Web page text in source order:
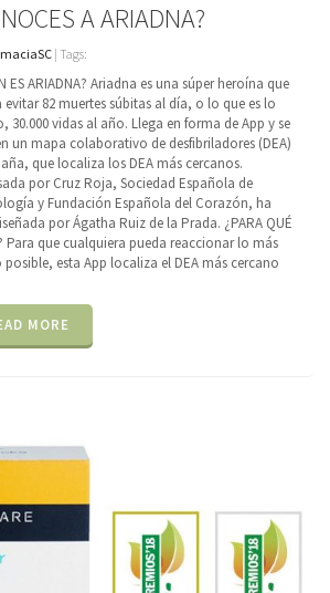
A ARIADNA?
| Tags:
ES ARIADNA? Ariadna es una súper heroína que
evitar 82 muertes súbitas al día, o lo que es lo
30.000 vidas al año. Llega en forma de App y se
un mapa colaborativo de desfibriladores (DEA)
que localiza los DEA más cercanos.
por Cruz Roja, Sociedad Española de
y Fundación Española del Corazón, ha
por Ágatha Ruiz de la Prada. ¿PARA QUÉ
Para que cualquiera pueda reaccionar lo más
posible, esta App localiza el DEA más cercano
MORE